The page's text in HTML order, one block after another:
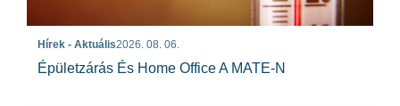
Hírek - Aktuális2026. 08. 06.
Épületzárás És Home Office A MATE-N